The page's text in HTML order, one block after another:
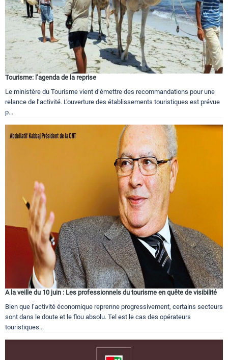
Tourisme: l’agenda de la reprise
Le ministère du Tourisme vient d’émettre des recommandations pour une
relance de l’activité. L’ouverture des établissements touristiques est prévue
p...
A la veille du 10 juin : Les professionnels du tourisme en quête de visibilité
Bien que l’activité économique reprenne progressivement, certains secteurs
sont dans le doute et le flou absolu. Tel est le cas des opérateurs
touristiques...